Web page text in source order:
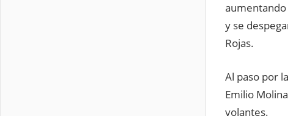
y se
Rojas.
Al paso por
Emilio
volantes.